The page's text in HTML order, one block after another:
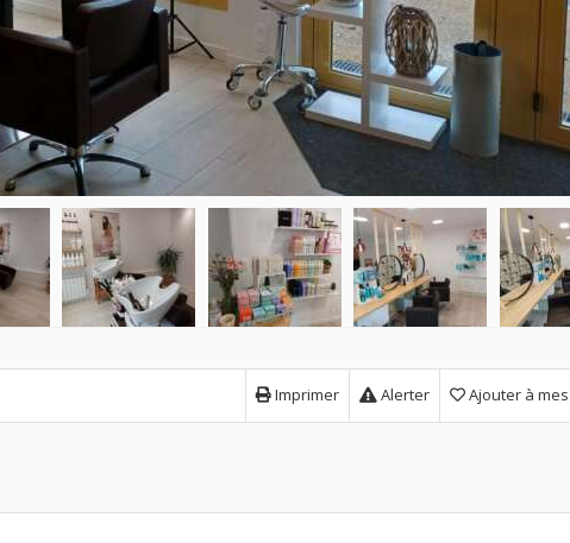
Ajouter à
Alerter
Imprimer